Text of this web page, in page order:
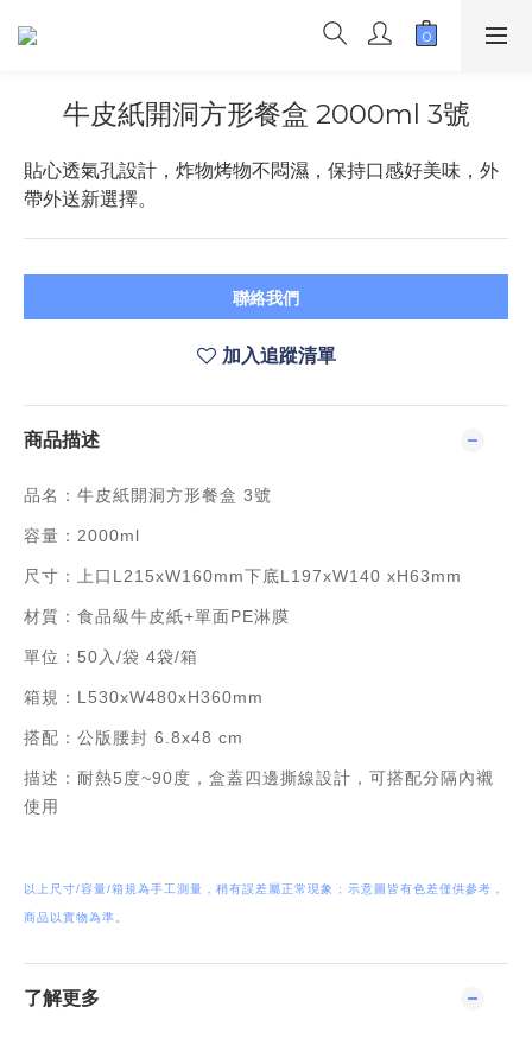
牛皮紙開洞方形餐盒 2000ml 3號
貼心透氣孔設計，炸物烤物不悶濕，保持口感好美味，外
帶外送新選擇。
聯絡我們
加入追蹤清單
商品描述
品名：牛皮紙開洞方形餐盒 3號
容量：2000ml
尺寸：上口L215xW160mm下底L197xW140 xH63mm
材質：食品級牛皮紙+單面PE淋膜
單位：50入/袋 4袋/箱
箱規：L530xW480xH360mm
搭配：公版腰封 6.8x48 cm
描述：耐熱5度~90度，盒蓋四邊撕線設計，可搭配分隔內襯
使用
以上尺寸/容量/箱規為手工測量，稍有誤差屬正常現象 ; 示意圖皆有色差僅供參考，
商品以實物為準。
了解更多